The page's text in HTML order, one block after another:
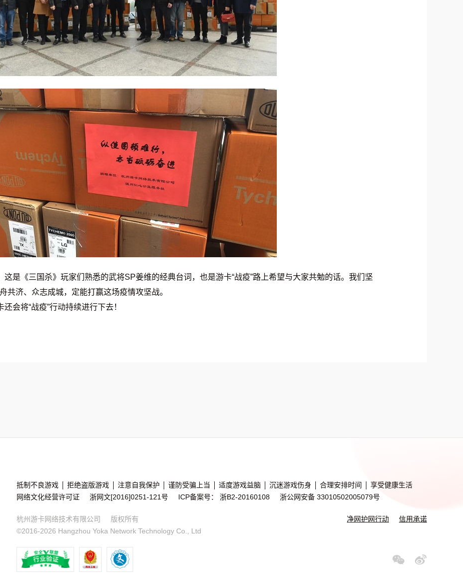
这是《三国杀》玩家们熟悉的武将SP姜维的经典台词，也是游卡“战疫”路上希望与大家共勉的话。我们坚
共济、众志成城，定能打赢这场疫情攻坚战。
会将“战疫”行动持续进行下去！
抵制不良游戏 拒绝盗版游戏 注意自我保护 谨防受骗上当 适度游戏益脑 沉迷游戏伤身 合理安排时间
享受健康生活
网络文化经营许可证 浙网文[2016]0251-121号 ICP备案号：
浙B2-20160108 浙公网安备 33010502005079号
杭州游卡网络技术有限公司 版权所有 信用承诺
净网护网行动
©2016-2026 Hangzhou Yoka Network Technology Co., Ltd